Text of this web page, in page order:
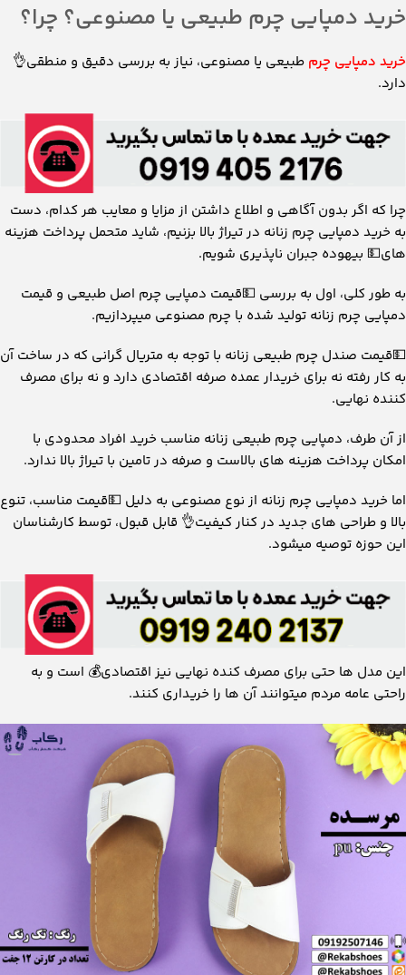
خرید دمپایی چرم طبیعی یا مصنوعی؟ چرا؟
خرید دمپایی چرم طبیعی یا مصنوعی، نیاز به بررسی دقیق و منطقی👌
دارد.
چرا که اگر بدون آگاهی و اطلاع داشتن از مزایا و معایب هر کدام، دست
به خرید دمپایی چرم زنانه در تیراژ بالا بزنیم، شاید متحمل پرداخت هزینه
های💵 بیهوده جبران ناپذیری شویم.
به طور کلی، اول به بررسی 💵قیمت دمپایی چرم اصل طبیعی و قیمت
دمپایی چرم زنانه تولید شده با چرم مصنوعی میپردازیم.
💵قیمت صندل چرم طبیعی زنانه با توجه به متریال گرانی که در ساخت آن
به کار رفته نه برای خریدار عمده صرفه اقتصادی دارد و نه برای مصرف
کننده نهایی.
از آن طرف، دمپایی چرم طبیعی زنانه مناسب خرید افراد محدودی با
امکان پرداخت هزینه های بالاست و صرفه در تامین با تیراژ بالا ندارد.
اما خرید دمپایی چرم زنانه از نوع مصنوعی به دلیل 💵قیمت مناسب، تنوع
بالا و طراحی های جدید در کنار کیفیت👌 قابل قبول، توسط کارشناسان
این حوزه توصیه میشود.
این مدل ها حتی برای مصرف کنده نهایی نیز اقتصادی💰 است و به
راحتی عامه مردم میتوانند آن ها را خریداری کنند.